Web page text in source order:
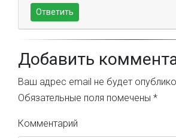
Ответить
Добавить
Ваш адрес email не будет
Обязательные поля помечены *
Комментарий